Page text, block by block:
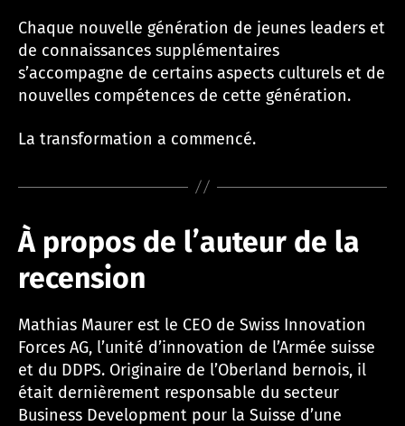
Chaque nouvelle génération de jeunes leaders et
de connaissances supplémentaires
s’accompagne de certains aspects culturels et de
nouvelles compétences de cette génération.
La transformation a commencé.
À propos de l’auteur de la
recension
Mathias Maurer est le CEO de Swiss Innovation
Forces AG, l’unité d’innovation de l’Armée suisse
et du DDPS. Originaire de l’Oberland bernois, il
était dernièrement responsable du secteur
Business Development pour la Suisse d’une